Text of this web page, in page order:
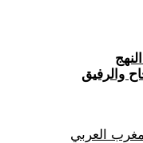
والرفيق
العربي